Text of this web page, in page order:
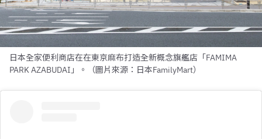
日本全家便利商店在在東京麻布打造全新概念旗艦店「FAMIMA
PARK AZABUDAI」。（圖片來源：日本FamilyMart）